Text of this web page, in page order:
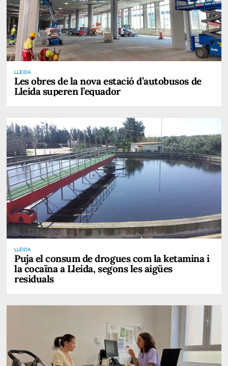
LLEIDA
Les obres de la nova estació d’autobusos de
Lleida superen l’equador
LLEIDA
Puja el consum de drogues com la ketamina i
la cocaïna a Lleida, segons les aigües
residuals